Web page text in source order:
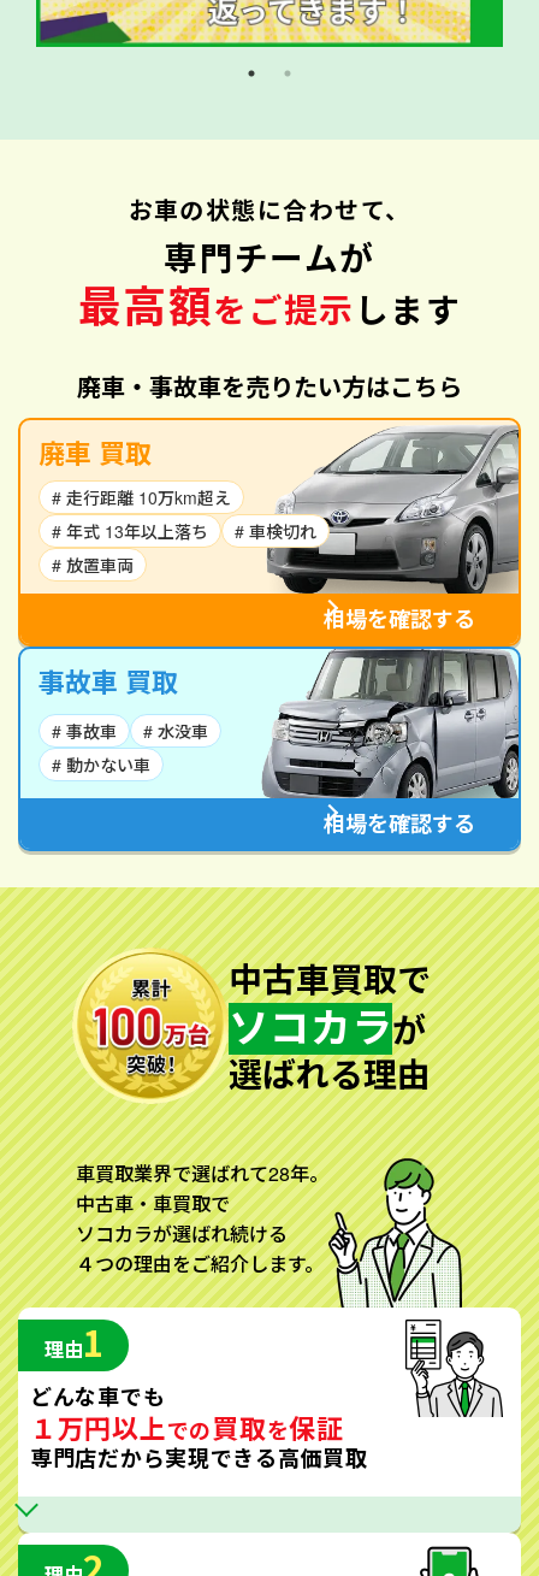
お車の状態に合わせて、
専門チームが
最高額をご提示 します
廃車・事故車を売りたい方はこちら
廃車 買取
# 走行距離 10万km超え
# 年式 13年以上落ち
# 車検切れ
# 放置車両
相場を確認する
事故車 買取
# 事故車
# 水没車
# 動かない車
相場を確認する
中古車買取で
ソコカラが
選ばれる理由
車買取業界で選ばれて28年。
中古車・車買取で
ソコカラが選ばれ続ける
４つの理由をご紹介します。
理由1
どんな車でも
１万円以上での買取を保証
専門店だから実現できる高価買取